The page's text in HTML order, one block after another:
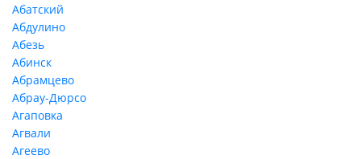
Абатский
Абдулино
Абезь
Абинск
Абрамцево
Абрау-Дюрсо
Агаповка
Агвали
Агеево